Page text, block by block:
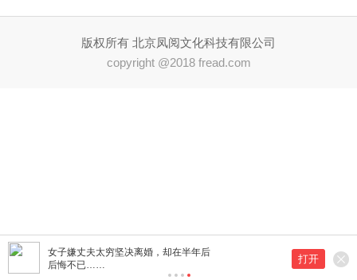
女子嫌丈夫太穷坚决离婚，却在半年后
后悔不已……
打开
版权所有 北京凤阅文化科技有限公司
copyright @2018 fread.com